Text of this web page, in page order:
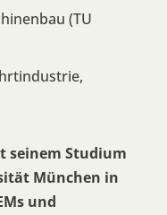
(TU
seinem Studium
München in
und